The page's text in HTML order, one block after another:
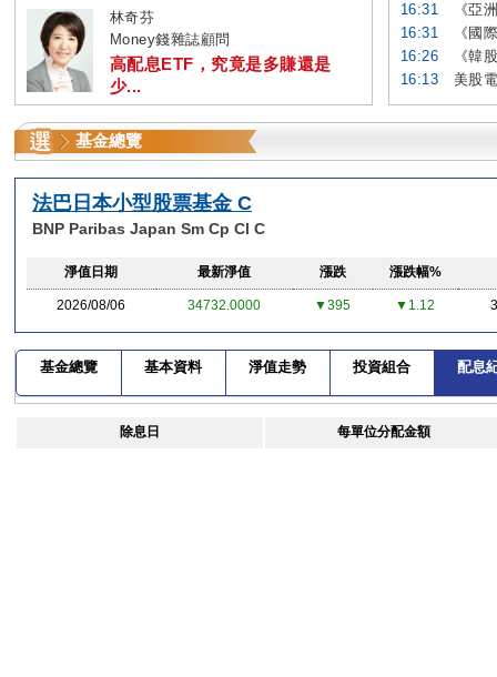
林奇芬
Money錢雜誌顧問
高配息ETF，究竟是多賺還是
少...
16:31
《亞
16:31
《國
16:26
《韓
16:13
美股
基金總覽
法巴日本小型股票基金 C
BNP Paribas Japan Sm Cp Cl C
淨值日期 最新淨值 漲跌 漲跌幅%
2026/08/06 34732.0000 ▼395 ▼1.12
基金總覽 基本資料 淨值走勢 投資組合 配息
除息日 每單位分配金額